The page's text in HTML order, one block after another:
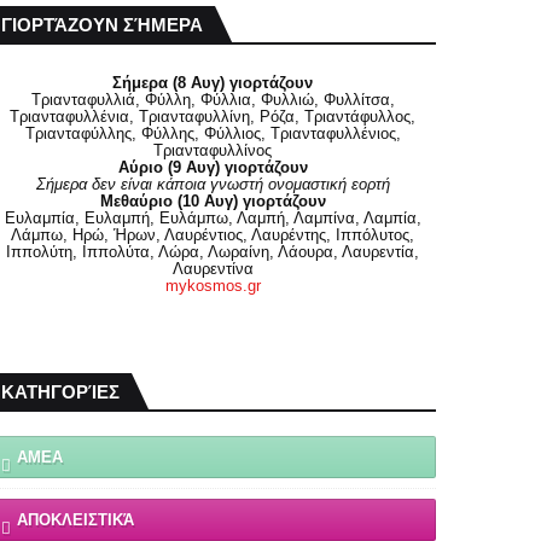
ΓΙΟΡΤΆΖΟΥΝ ΣΉΜΕΡΑ
Σήμερα (8 Αυγ) γιορτάζουν
Τριανταφυλλιά, Φύλλη, Φύλλια, Φυλλιώ, Φυλλίτσα,
Τριανταφυλλένια, Τριανταφυλλίνη, Ρόζα, Τριαντάφυλλος,
Τριανταφύλλης, Φύλλης, Φύλλιος, Τριανταφυλλένιος,
Τριανταφυλλίνος
Αύριο (9 Αυγ) γιορτάζουν
Σήμερα δεν είναι κάποια γνωστή ονομαστική εορτή
Μεθαύριο (10 Αυγ) γιορτάζουν
Ευλαμπία, Ευλαμπή, Ευλάμπω, Λαμπή, Λαμπίνα, Λαμπία,
Λάμπω, Ηρώ, Ήρων, Λαυρέντιος, Λαυρέντης, Ιππόλυτος,
Ιππολύτη, Ιππολύτα, Λώρα, Λωραίνη, Λάουρα, Λαυρεντία,
Λαυρεντίνα
mykosmos.gr
ΚΑΤΗΓΟΡΊΕΣ
ΑΜΕΑ
ΑΠΟΚΛΕΙΣΤΙΚΆ